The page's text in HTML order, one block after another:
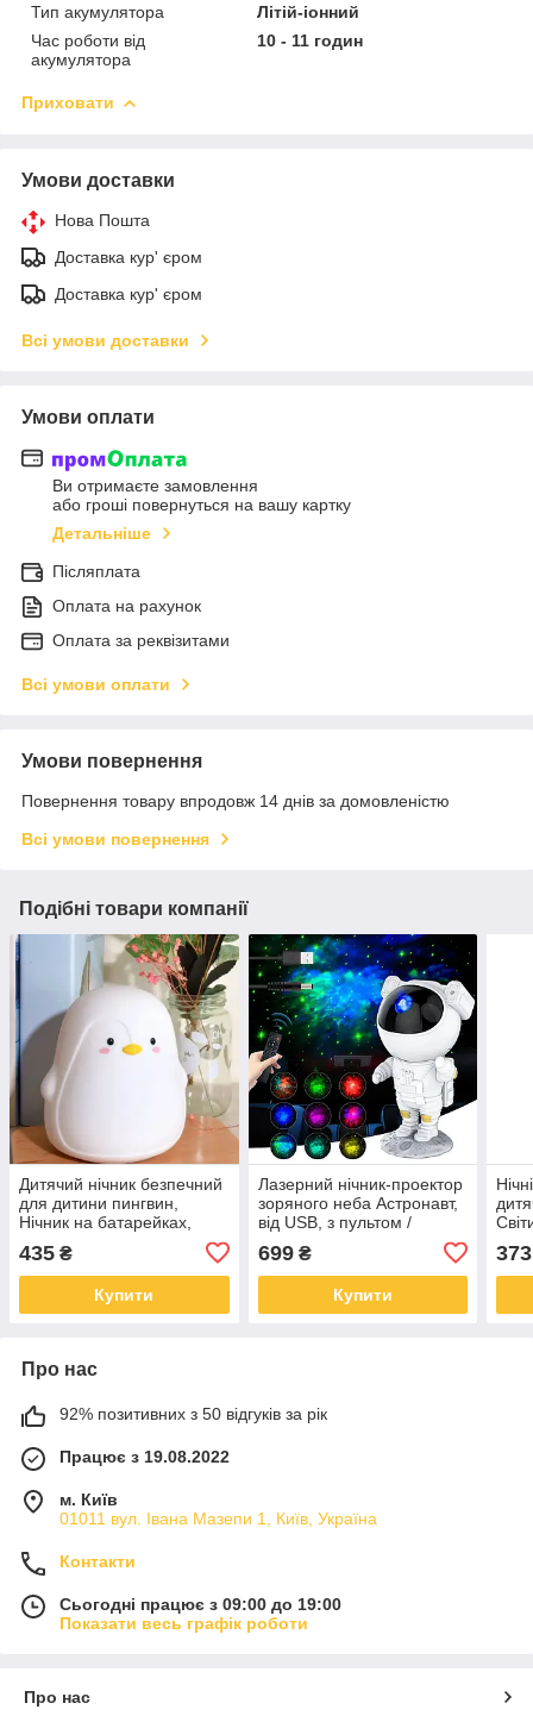
Тип акумулятора
Літій-іонний
Час роботи від
акумулятора
10 - 11 годин
Приховати
Умови доставки
Нова Пошта
Доставка кур' єром
Доставка кур' єром
Всі умови доставки
Умови оплати
Ви отримаєте замовлення
або гроші повернуться на вашу картку
Детальніше
Післяплата
Оплата на рахунок
Оплата за реквізитами
Всі умови оплати
Умови повернення
Повернення товару впродовж 14 днів за домовленістю
Всі умови повернення
Подібні товари компанії
Дитячий нічник безпечний
для дитини пингвин,
Нічник на батарейках,
Нічні світильники для дітей
CS-69
435 ₴
Купити
Лазерний нічник-проектор
зоряного неба Астронавт,
від USB, з пультом /
світильник зіркове небо
699₴
Купити
373
Про нас
92% позитивних з 50 відгуків за рік
Працює з 19.08.2022
м. Київ
01011 вул. Івана Мазепи 1, Київ, Україна
Контакти
Сьогодні працює з 09:00 до 19:00
Показати весь графік роботи
Про нас